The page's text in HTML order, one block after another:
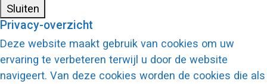
Sluiten
Privacy-overzicht
Deze website maakt gebruik van cookies om uw
ervaring te verbeteren terwijl u door de website
navigeert. Van deze cookies worden de cookies die als